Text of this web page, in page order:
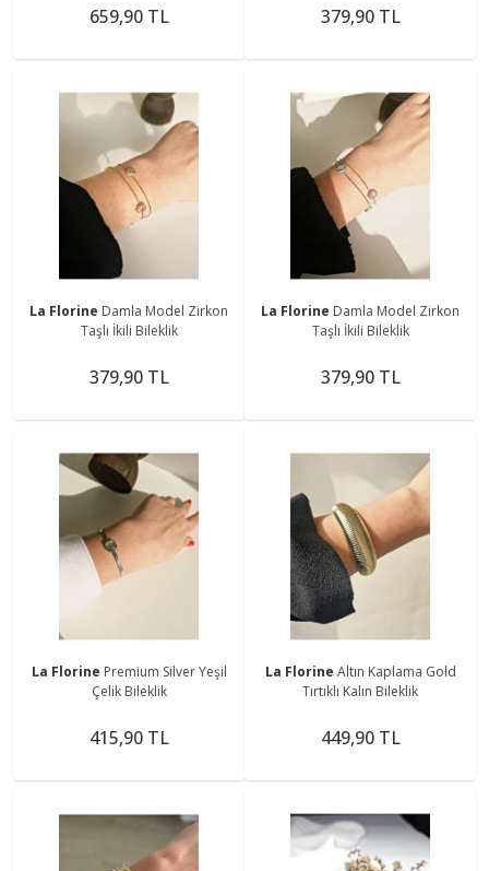
659,90 TL 379,90 TL
La Florine Damla Model Zirkon
Taşlı İkili Bileklik
379,90 TL
La Florine Damla Model Zirkon
Taşlı İkili Bileklik
379,90 TL
La Florine Premium Silver Yeşil
Çelik Bileklik
415,90 TL
La Florine Altın Kaplama Gold
Tırtıklı Kalın Bileklik
449,90 TL